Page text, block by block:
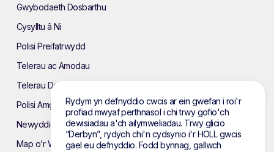
Gwybodaeth Dosbarthu
Cysylltu â Ni
Polisi Preifatrwydd
Telerau ac Amodau
Telerau Defnyddio’r Wefan
Polisi Amgylcheddol
Newyddion
Map o’r Wefan
Rydym yn defnyddio cwcis ar ein gwefan i roi'r
profiad mwyaf perthnasol i chi trwy gofio'ch
dewisiadau a'ch ailymweliadau. Trwy glicio
“Derbyn”, rydych chi'n cydsynio i'r HOLL gwcis
gael eu defnyddio. Fodd bynnag, gallwch